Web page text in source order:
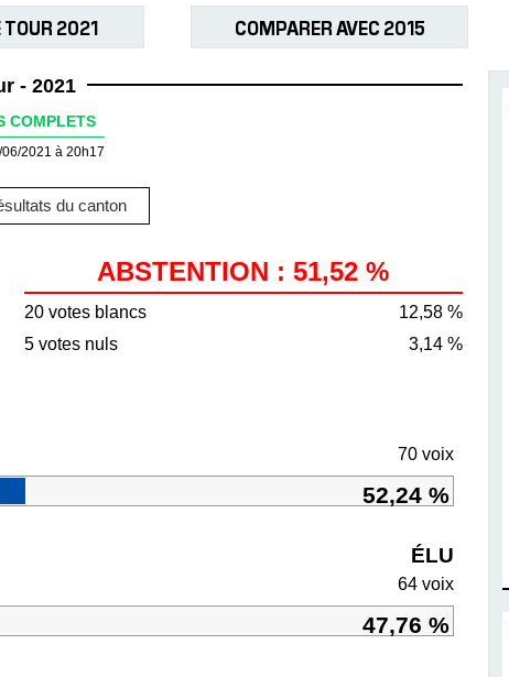
TOUR 2021 COMPARER AVEC 2015
- 2021
COMPLETS
2021 à 20h17
du canton
ABSTENTION : 51,52 %
20 votes blancs
12,58 %
5 votes nuls
3,14 %
70 voix
52,24 %
ÉLU
64 voix
47,76 %